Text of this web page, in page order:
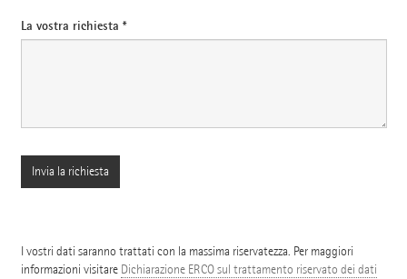
La vostra richiesta *
I vostri dati saranno trattati con la massima riservatezza. Per maggiori
informazioni visitare Dichiarazione ERCO sul trattamento riservato dei dati